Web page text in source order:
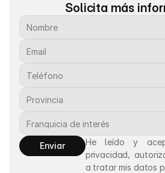
Solicita más
Enviar
He leído y
privacidad,
a tratar mis datos